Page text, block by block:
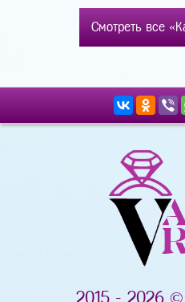
Смотреть все
2015 - 2026 ©